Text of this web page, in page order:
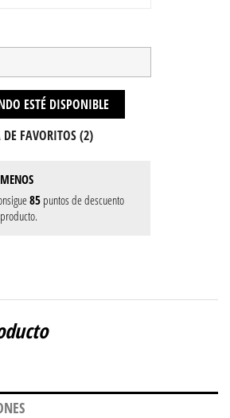
ESTÉ DISPONIBLE
FAVORITOS (2)
85 puntos de descuento